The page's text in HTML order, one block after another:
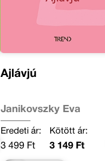
Ájlávjú
Janikovszky Éva
Eredeti ár:
3 499 Ft
Kötött ár:
3 149 Ft